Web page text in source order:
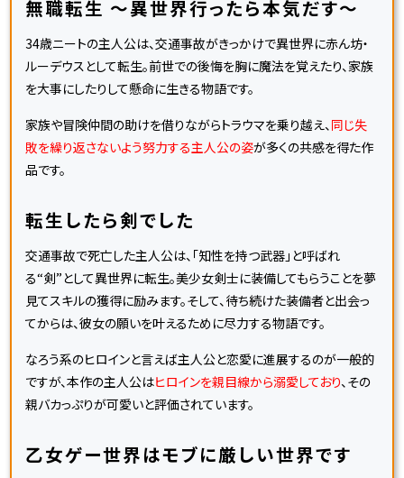
無職転生 ～異世界行ったら本気だす～
34歳ニートの主人公は、交通事故がきっかけで異世界に赤ん坊・
ルーデウスとして転生。前世での後悔を胸に魔法を覚えたり、家族
を大事にしたりして懸命に生きる物語です。
家族や冒険仲間の助けを借りながらトラウマを乗り越え、 同じ失
敗を繰り返さないよう努力する主人公の姿が多くの共感を得た作
品です。
転生したら剣でした
交通事故で死亡した主人公は、「知性を持つ武器」と呼ばれ
る“剣”として異世界に転生。美少女剣士に装備してもらうことを夢
見てスキルの獲得に励みます。そして、待ち続けた装備者と出会っ
てからは、彼女の願いを叶えるために尽力する物語です。
なろう系のヒロインと言えば主人公と恋愛に進展するのが一般的
ですが、本作の主人公はヒロインを親目線から溺愛しており、その
親バカっぷりが可愛いと評価されています。
乙女ゲー世界はモブに厳しい世界です